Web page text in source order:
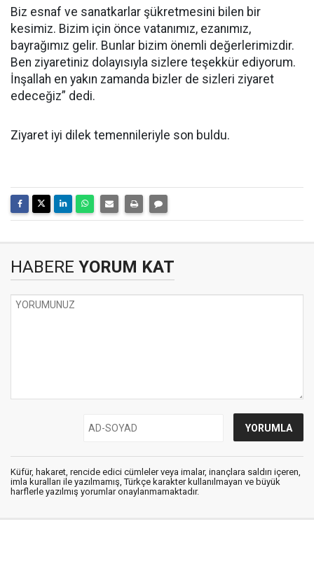
Biz esnaf ve sanatkarlar şükretmesini bilen bir
kesimiz. Bizim için önce vatanımız, ezanımız,
bayrağımız gelir. Bunlar bizim önemli değerlerimizdir.
Ben ziyaretiniz dolayısıyla sizlere teşekkür ediyorum.
İnşallah en yakın zamanda bizler de sizleri ziyaret
edeceğiz” dedi.
Ziyaret iyi dilek temennileriyle son buldu.
HABERE YORUM KAT
Küfür, hakaret, rencide edici cümleler veya imalar, inançlara saldırı içeren,
imla kuralları ile yazılmamış, Türkçe karakter kullanılmayan ve büyük
harflerle yazılmış yorumlar onaylanmamaktadır.